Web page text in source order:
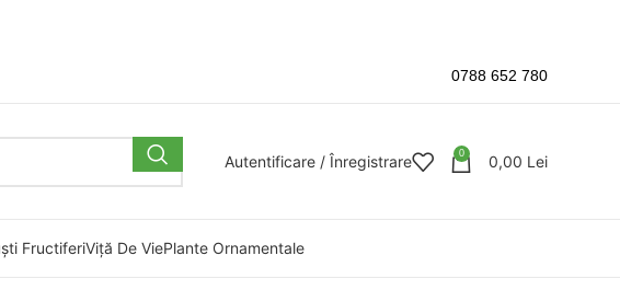
0788 652 780
Autentificare / Înregistrare 0 0,00 Lei
FructiferiViță De ViePlante Ornamentale